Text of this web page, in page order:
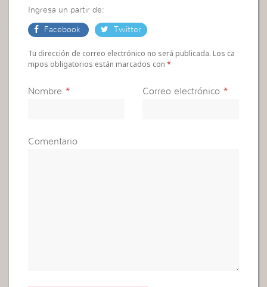
Ingresa un partir de:
Facebook Twitter
Tu dirección de correo electrónico no será publicada. Los ca
mpos obligatorios están marcados con*
Nombre * Correo electrónico *
Comentario